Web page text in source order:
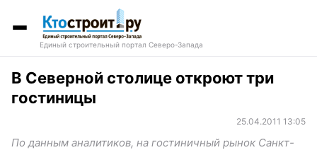
Единый строительный портал Северо-Запада
В Северной столице откроют три
гостиницы
25.04.2011 13:05
По данным аналитиков, на гостиничный рынок Санкт-